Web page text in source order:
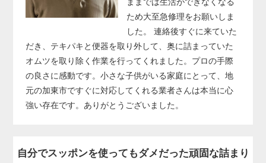
ため大至急修理をお願いしま
した。 連絡後すぐに来ていた
だき、テキパキと便器を取り外して、奥に詰まっていた
オムツを取り除く作業を行ってくれました。プロの手際
の良さに感動です。小さな子供がいる家庭にとって、地
元の加東市ですぐに対応してくれる業者さんは本当に心
強い存在です。ありがとうございました。
自分でスッポンを使ってもダメだった頑固な詰まり